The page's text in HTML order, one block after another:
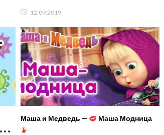
MINECRAFT
12.09.2019
Маша и Медведь — Маша Модница